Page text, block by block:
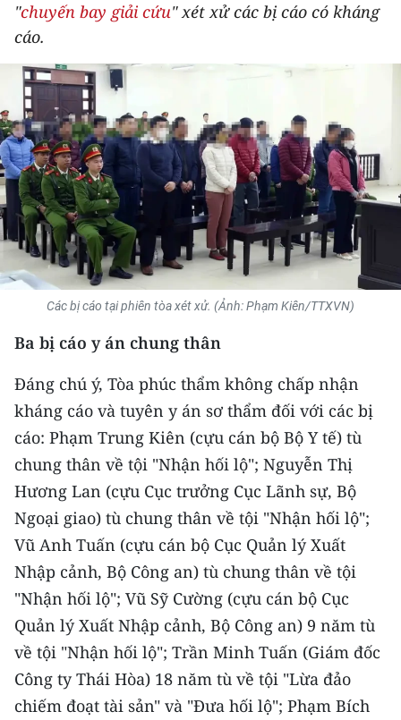
DU LỊCH
THẾ GIỚI
THỂ THAO
GIÁO DỤC
Y TẾ
KHOA HỌC - CÔNG NGHỆ
MÔI TRƯỜNG
TRI THỨC CHUYÊN SÂU
54 DÂN TỘC VIỆT NAM
CHƯƠNG TRÌNH OCOP - MỖI XÃ
MỘT SẢN PHẨM
RADIO
MEDIA CENTER
E-Magazine
Video
"chuyến bay giải cứu" xét xử các bị cáo có kháng
cáo.
Các bị cáo tại phiên tòa xét xử. (Ảnh: Phạm Kiên/TTXVN)
Ba bị cáo y án chung thân
Đáng chú ý, Tòa phúc thẩm không chấp nhận
kháng cáo và tuyên y án sơ thẩm đối với các bị
cáo: Phạm Trung Kiên (cựu cán bộ Bộ Y tế) tù
chung thân về tội "Nhận hối lộ"; Nguyễn Thị
Hương Lan (cựu Cục trưởng Cục Lãnh sự, Bộ
Ngoại giao) tù chung thân về tội "Nhận hối lộ";
Vũ Anh Tuấn (cựu cán bộ Cục Quản lý Xuất
Nhập cảnh, Bộ Công an) tù chung thân về tội
"Nhận hối lộ"; Vũ Sỹ Cường (cựu cán bộ Cục
Quản lý Xuất Nhập cảnh, Bộ Công an) 9 năm tù
về tội "Nhận hối lộ"; Trần Minh Tuấn (Giám đốc
Công ty Thái Hòa) 18 năm tù về tội "Lừa đảo
chiếm đoạt tài sản" và "Đưa hối lộ"; Phạm Bích